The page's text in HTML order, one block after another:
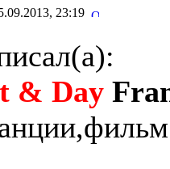
23:19
& Day